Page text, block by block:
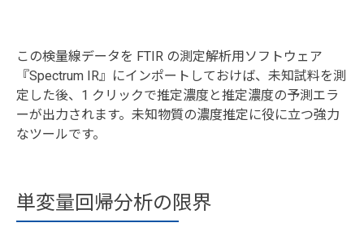
この検量線データを FTIR の測定解析用ソフトウェア
『Spectrum IR』にインポートしておけば、未知試料を測
定した後、1 クリックで推定濃度と推定濃度の予測エラ
ーが出力されます。未知物質の濃度推定に役に立つ強力
なツールです。
単変量回帰分析の限界